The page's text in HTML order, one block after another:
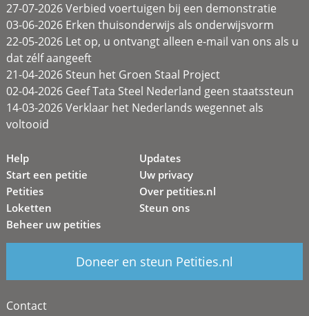
27-07-2026 Verbied voertuigen bij een demonstratie
03-06-2026 Erken thuisonderwijs als onderwijsvorm
22-05-2026 Let op, u ontvangt alleen e-mail van ons als u
dat zélf aangeeft
21-04-2026 Steun het Groen Staal Project
02-04-2026 Geef Tata Steel Nederland geen staatssteun
14-03-2026 Verklaar het Nederlands wegennet als
voltooid
Help
Start een petitie
Petities
Loketten
Beheer uw petities
Updates
Uw privacy
Over petities.nl
Steun ons
Doneer en steun Petities.nl
Contact